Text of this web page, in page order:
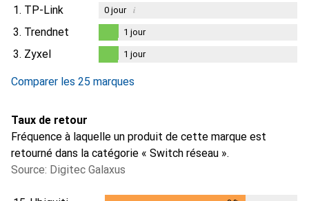
1. TP-Link 0jour i
3. Trendnet
jour
1 jour
3. Zyxel 1 jour
Comparer les 25 marques
Taux de retour
Fréquence à laquelle un produit de cette marque est
retourné dans la catégorie « Switch réseau ».
Source: Digitec Galaxus